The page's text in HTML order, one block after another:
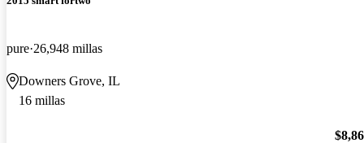
pure 26,948 millas
Downers Grove, IL
16 millas